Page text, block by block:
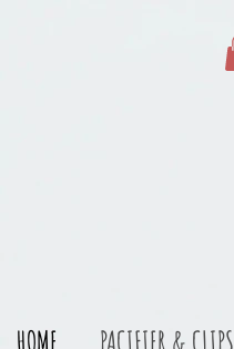
HOME PACIFIER & CLIPS